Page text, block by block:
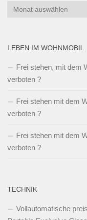
Archiv
LEBEN IM WOHNMOBIL
Frei stehen, mit dem
verboten ?
Frei stehen mit dem
verboten ?
Frei stehen mit dem
verboten ?
TECHNIK
Vollautomatische